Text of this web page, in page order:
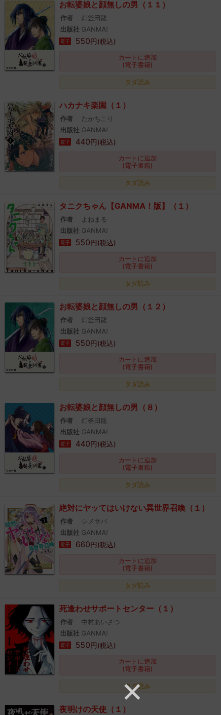
お転婆娘と顔無しの男（１１）
作者
灯釜田龍
出版社 GANMA!
電子 550円(税込)
カートに追加
(電子書籍)
タダ読み
ハカナキ楽園（１）
作者
たかちこり
出版社 GANMA!
電子 440円(税込)
カートに追加
(電子書籍)
タダ読み
タニクちゃん【GANMA！版】（１）
作者
よねまる
出版社 GANMA!
電子 550円(税込)
カートに追加
(電子書籍)
タダ読み
お転婆娘と顔無しの男（１２）
作者
灯釜田龍
出版社 GANMA!
電子 550円(税込)
カートに追加
(電子書籍)
タダ読み
お転婆娘と顔無しの男（８）
作者
灯釜田龍
出版社 GANMA!
電子 440円(税込)
カートに追加
(電子書籍)
タダ読み
絶対にヤッてはいけない異世界召喚（１）
作者
シメサバ
出版社 GANMA!
電子 660円(税込)
カートに追加
(電子書籍)
タダ読み
死逢わせサポートセンター（１）
作者
中村あいさつ
出版社 GANMA!
電子 550円(税込)
カートに追加
(電子書籍)
タダ読み
夜明けの天使（１）